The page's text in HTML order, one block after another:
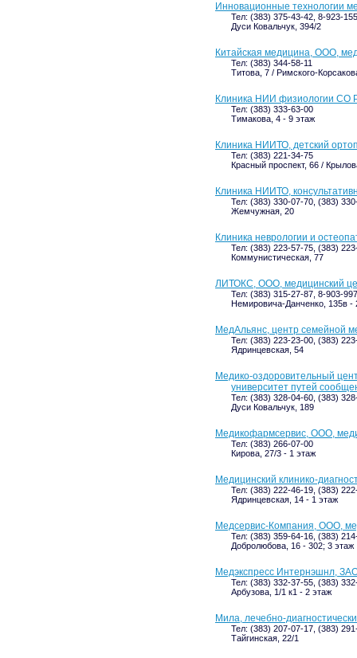
Инновационные технологии
Тел: (383) 375-43-42, 8-923-
Дуси Ковальчук, 394/2
Китайская медицина, ООО,
Тел: (383) 344-58-11
Титова, 7 / Римского-
Клиника НИИ физиологии СО
Тел: (383) 333-63-00
Тимакова, 4 - 9 этаж
Клиника НИИТО, детский
Тел: (383) 221-34-75
Красный проспект, 66 /
Клиника НИИТО,
Тел: (383) 330-07-70, (383)
Жемчужная, 20
Клиника неврологии и
Тел: (383) 223-57-75, (383)
Коммунистическая, 77
ЛИТОКС, ООО, медицинский
Тел: (383) 315-27-87, 8-903-
Немировича-Данченко, 135в -
МедАльянс, центр семейной
Тел: (383) 223-23-00, (383)
Ядринцевская, 54
Медико-оздоровительный
университет путей
Тел: (383) 328-04-60, (383)
Дуси Ковальчук, 189
Медикофармсервис, ООО,
Тел: (383) 266-07-00
Кирова, 27/3 - 1 этаж
Медицинский клинико-
Тел: (383) 222-46-19, (383)
Ядринцевская, 14 - 1 этаж
Медсервис-Компания, ООО,
Тел: (383) 359-64-16, (383)
Добролюбова, 16 - 302; 3 этаж
Медэкспресс Интернэшнл,
Тел: (383) 332-37-55, (383)
Арбузова, 1/1 к1 - 2 этаж
Мила, лечебно-
Тел: (383) 207-07-17, (383)
Тайгинская, 22/1